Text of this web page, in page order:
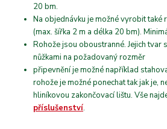
20 bm.
Na objednávku je možné vyrobit také
(max. šířka 2 m a délka 20 bm).
Rohože jsou oboustranné. Jejich tvar
nůžkami na požadovaný rozměr
připevnění je možné například
rohože je možné ponechat tak jak je,
hliníkovou zakončovací lištu. Vše
příslušenství.